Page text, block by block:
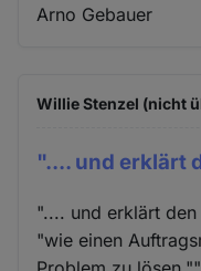
Arno Gebauer
Willie Stenzel (nicht
".... und erklärt
".... und erklärt
"wie einen